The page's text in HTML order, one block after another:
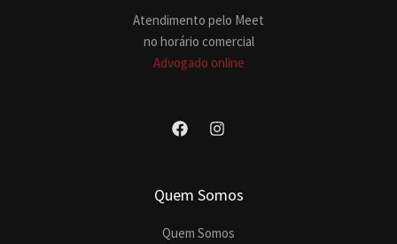
Atendimento pelo Meet
no horário comercial
Advogado online
Quem Somos
Quem Somos